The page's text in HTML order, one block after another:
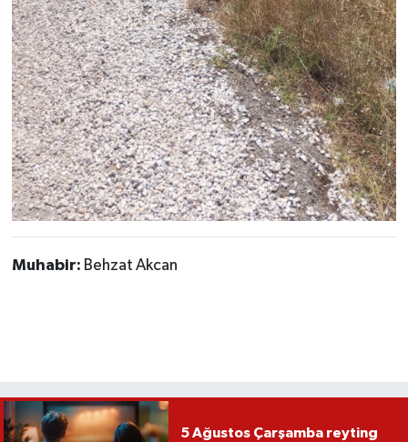
Muhabir: Behzat Akcan
5 Ağustos Çarşamba reyting